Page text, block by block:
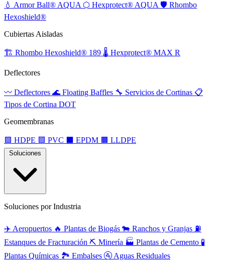
💧 Armor Ball® AQUA ⬡ Hexprotect® AQUA 🛡️ Rhombo
Hexoshield®
Cubiertas Aisladas
🏗️ Rhombo Hexoshield® 189 🌡️ Hexprotect® MAX R
Deflectores
〰️ Deflectores 🌊 Floating Baffles 🔧 Servicios de Cortinas 📋
Tipos de Cortina DOT
Geomembranas
🟩 HDPE 🟦 PVC EPDM 🟫 LLDPE
Soluciones por Industria
✈️ Aeropuertos 🔥 Plantas de Biogás 🐄 Ranchos y Granjas ⛽
Estanques de Fracturación ⛏️ Minería 🏭 Plantas de Cemento 🧪
Plantas Químicas 🏞️ Embalses 🚰 Aguas Residuales